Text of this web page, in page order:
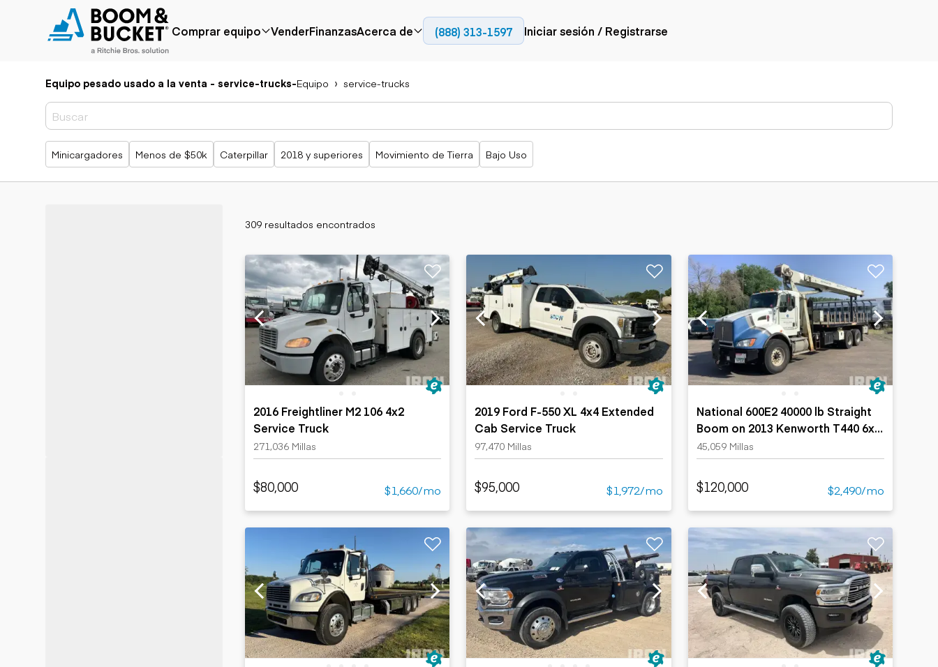
Comprar equipo
Popular
Agregado
recientemente
Menos de $50k
Próximamente
Marca popular
Caterpillar
Chevrolet
Ford
Freightliner
International
John Deere
Aérea
Grúas
Carretillas
elevadoras
Ascensores
tierra
Retroexcavadoras
Topadoras
Cargadoras
compactas sobre
orugas
Excavadoras
Motoniveladoras
Minicargadoras
Omitir cargadores
Raspadores
Cargadoras de
ruedas
Adoquines
Recuperadores de
carreteras
energía
Generadores
Trailers
Remolques
volcados
Remolques de
plataforma
Remolques de
volquetes
servicio
Camiones
especiales
Camiones con
remolque cisterna
VenderFinanzasAcerca de
(888) 313-1597 Iniciar sesión / Registrarse
Equipo pesado usado a la venta - service-trucks-Equipo service-trucks
Búsquedas populares
Minicargadores Menos de $50k Caterpillar 2018 y superiores Movimiento de Tierra Bajo Uso
309 resultados encontrados
2016 Freightliner M2 106 4x2
Service Truck
271,036 Millas
$80,000 $1,660/mo
2019 Ford F-550 XL 4x4 Extended
Cab Service Truck
97,470 Millas
$95,000 $1,972/mo
National 600E2 40000 lb Straight
Boom on 2013 Kenworth T440 6x4
Flatbed Truck with Crane
45,059 Millas
$120,000 $2,490/mo